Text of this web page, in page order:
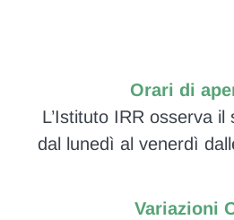
Orari di
L’Istituto IRR osserva il
dal lunedì al venerdì
Variazioni